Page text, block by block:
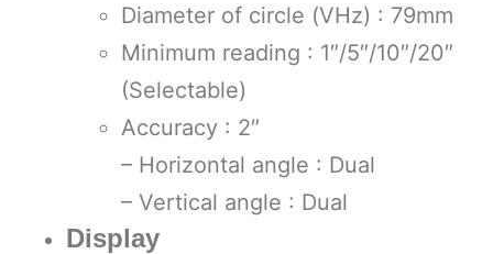
Diameter of circle (VHz) : 79mm
Minimum reading : 1″/5″/10″/20″
(Selectable)
Accuracy : 2″
– Horizontal angle : Dual
– Vertical angle : Dual
Display